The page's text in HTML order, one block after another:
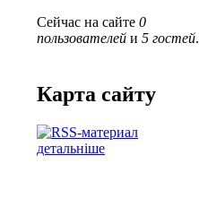
Сейчас на сайте 0
пользователей и 5 гостей.
Карта сайту
детальніше